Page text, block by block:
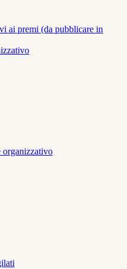
ai premi (da pubblicare in
organizzativo